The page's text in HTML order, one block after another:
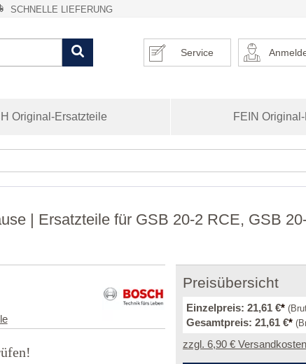
SCHNELLE LIEFERUNG
Service
Original-Ersatzteile FEIN
| Ersatzteile für GSB 20-2 RCE, GSB
Preisübersicht
Einzelpreis: 21,61 €*
Gesamtpreis: 21,61 €*
zzgl. 6,90 €